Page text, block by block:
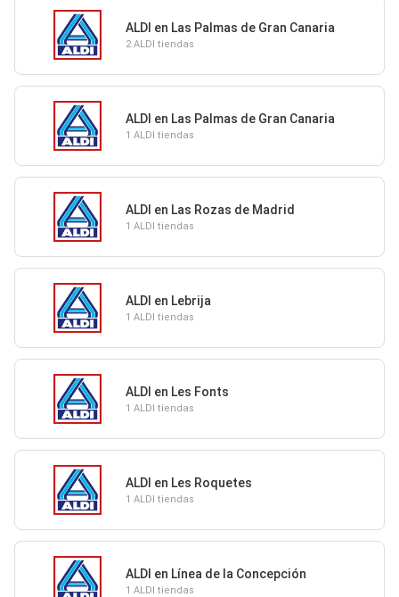
ALDI en Las Palmas de Gran Canaria
2 ALDI tiendas
ALDI en Las Palmas de Gran Canaria
1 ALDI tiendas
ALDI en Las Rozas de Madrid
1 ALDI tiendas
ALDI en Lebrija
1 ALDI tiendas
ALDI en Les Fonts
1 ALDI tiendas
ALDI en Les Roquetes
1 ALDI tiendas
ALDI en Línea de la Concepción
1 ALDI tiendas